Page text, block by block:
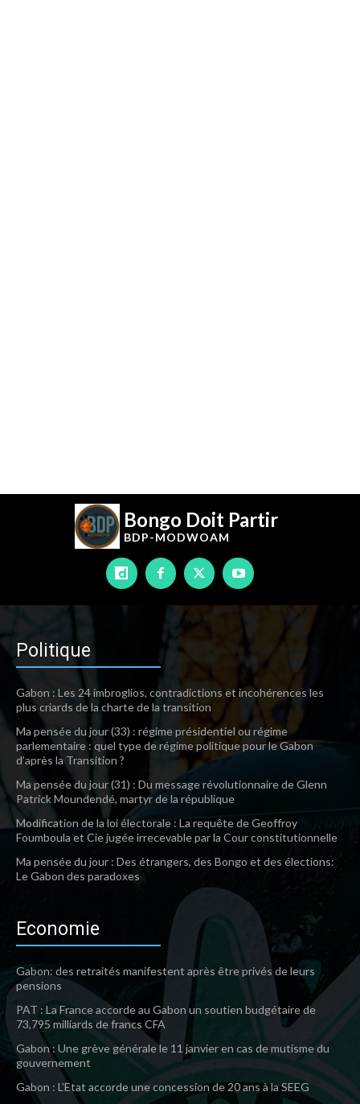
Bongo Doit Partir
BDP-MODWOAM
Politique
Gabon : Les 24 imbroglios, contradictions et incohérences les
plus criards de la charte de la transition
Ma pensée du jour (33) : régime présidentiel ou régime
parlementaire : quel type de régime politique pour le Gabon
d’après la Transition ?
Ma pensée du jour (31) : Du message révolutionnaire de Glenn
Patrick Moundendé, martyr de la république
Modification de la loi électorale : La requête de Geoffroy
Foumboula et Cie jugée irrecevable par la Cour constitutionnelle
Ma pensée du jour : Des étrangers, des Bongo et des élections:
Le Gabon des paradoxes
Economie
Gabon: des retraités manifestent après être privés de leurs
pensions
PAT : La France accorde au Gabon un soutien budgétaire de
73,795 milliards de francs CFA
Gabon : Une grève générale le 11 janvier en cas de mutisme du
gouvernement
Gabon : L’Etat accorde une concession de 20 ans à la SEEG